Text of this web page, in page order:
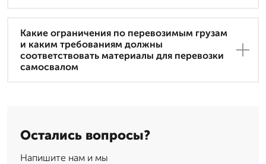
Какие ограничения по перевозимым грузам
и каким требованиям должны
соответствовать материалы для перевозки
самосвалом
Остались вопросы?
Напишите нам и мы